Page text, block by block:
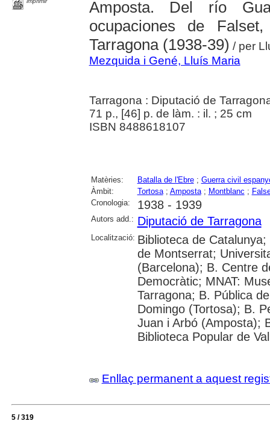
Amposta. Del río
ocupaciones de
Tarragona (1938-39) / per
Mezquida i Gené, Lluís Maria
Tarragona : Diputació de
71 p., [46] p. de làm. : il. ; 25 cm
ISBN 8488618107
Matèries: Batalla de l'Ebre; Guerra civil
Àmbit:
Tortosa; Amposta; Montblanc ;
Cronologia:
1938 - 1939
Autors add.: Diputació de Tarragona
Localització: Biblioteca de
de Montserrat;
(Barcelona); B. Centre
Democràtic; MNAT:
Tarragona; B. Pública
Domingo (Tortosa); B.
Juan i Arbó (Amposta);
Biblioteca Popular de
Enllaç permanent a aquest
5 / 319